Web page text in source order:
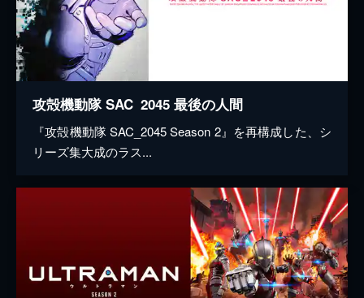
攻殻機動隊 SAC_2045 最後の人間
『攻殻機動隊 SAC_2045 Season 2』を再構成した、シ
リーズ集大成のラス...